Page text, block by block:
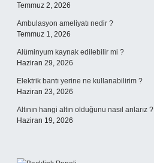
Temmuz 2, 2026
Ambulasyon ameliyatı nedir ?
Temmuz 1, 2026
Alüminyum kaynak edilebilir mi ?
Haziran 29, 2026
Elektrik bantı yerine ne kullanabilirim ?
Haziran 23, 2026
Altının hangi altın olduğunu nasıl anlarız ?
Haziran 19, 2026